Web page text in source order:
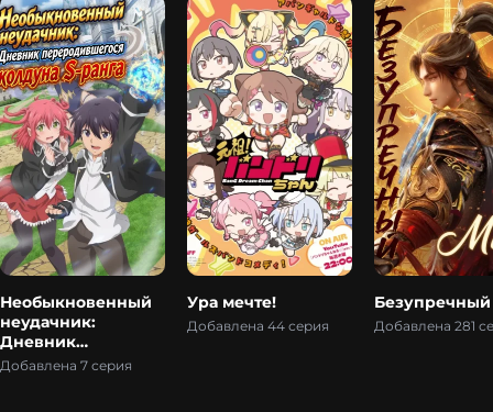
Необыкновенный
неудачник:
Дневник
переродившегося
Добавлена 7 серия
Ура мечте!
Добавлена 44 серия Добавлена 281